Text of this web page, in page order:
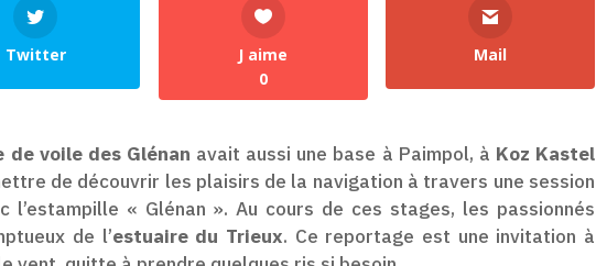
Twitter
J aime
0
Mail
de voile des Glénan avait aussi une base à Paimpol, à Koz Kastel
de découvrir les plaisirs de la navigation à travers une session
l’estampille « Glénan ». Au cours de ces stages, les passionnés
de l’estuaire du Trieux. Ce reportage est une invitation à